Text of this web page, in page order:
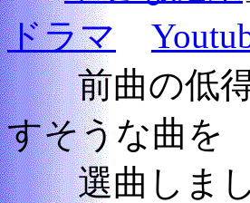
ドラマ
前曲の低得
すそうな曲を
選曲しまし